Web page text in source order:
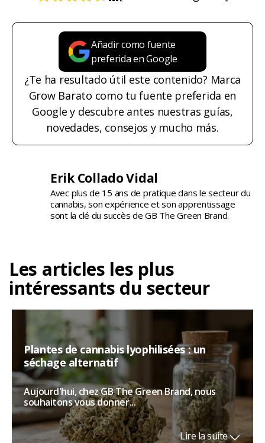
Añadir como fuente
preferida en Google
¿Te ha resultado útil este contenido? Marca
Grow Barato como tu fuente preferida en
Google y descubre antes nuestras guías,
novedades, consejos y mucho más.
Erik Collado Vidal
Avec plus de 15 ans de pratique dans le secteur du
cannabis, son expérience et son apprentissage
sont la clé du succès de GB The Green Brand.
Les articles les plus
intéressants du secteur
Plantes de cannabis lyophilisées : un
séchage alternatif
Aujourd'hui, chez GB The Green Brand, nous
souhaitons vous donner...
Lire la suite